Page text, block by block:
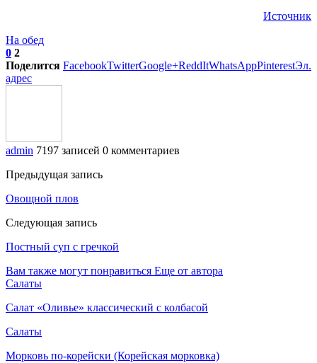
Источник
На обед
0 2
Поделится FacebookTwitterGoogle+ReddItWhatsAppPinterestЭл.
адрес
admin 7197 записей 0 комментариев
Предыдущая запись
Овощной плов
Следующая запись
Постный суп с гречкой
Вам также могут понравиться Еще от автора
Салаты
Салат «Оливье» классический с колбасой
Салаты
Морковь по-корейски (Корейская морковка)